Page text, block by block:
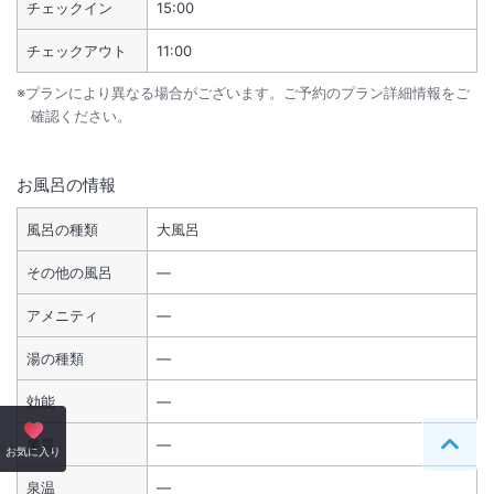
チェックイン 15:00
チェックアウト 11:00
※プランにより異なる場合がございます。ご予約のプラン詳細情報をご
確認ください。
お風呂の情報
風呂の種類 大風呂
その他の風呂 ―
アメニティ ―
湯の種類 ―
効能 ―
泉質 ―
泉温 ―
お気に入り ペー